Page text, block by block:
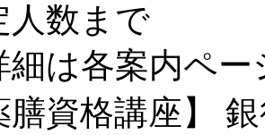
人数まで
は各案内ペー
膳資格講座】